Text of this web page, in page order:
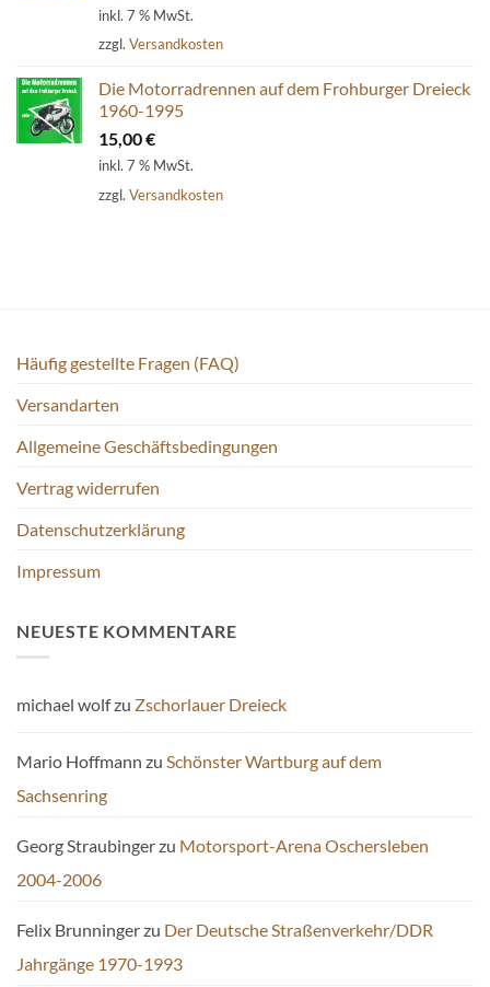
inkl. 7 % MwSt.
zzgl. Versandkosten
Die Motorradrennen auf dem Frohburger Dreieck
1960-1995
15,00€
inkl. 7 % MwSt.
zzgl. Versandkosten
Häufig gestellte Fragen (FAQ)
Versandarten
Allgemeine Geschäftsbedingungen
Vertrag widerrufen
Datenschutzerklärung
Impressum
NEUESTE KOMMENTARE
michael wolfzu Zschorlauer Dreieck
Mario Hoffmann zu Schönster Wartburg auf dem
Sachsenring
Georg Straubingerzu Motorsport-Arena Oschersleben
2004-2006
Felix Brunningerzu Der Deutsche Straßenverkehr/DDR
Jahrgänge 1970-1993